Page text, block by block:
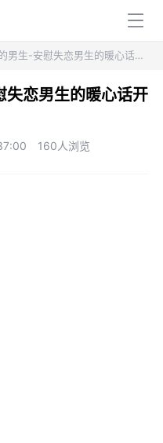
生-安慰失恋男生的暖心话开导
恋男生的暖心话开
160人浏览